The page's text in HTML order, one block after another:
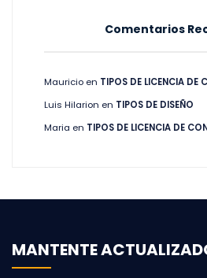
Comentarios
Mauricio en TIPOS DE LICENCIA DE
Luis Hilarion en TIPOS DE DISEÑO
Maria en TIPOS DE LICENCIA DE
MANTENTE